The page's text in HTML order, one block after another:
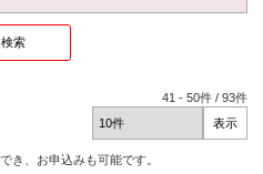
41 -50件 /93件
き、お申込みも可能です。